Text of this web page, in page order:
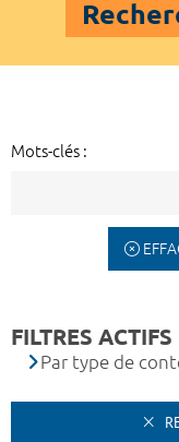
Mots-clés :
FILTRES ACTIFS
Par type de